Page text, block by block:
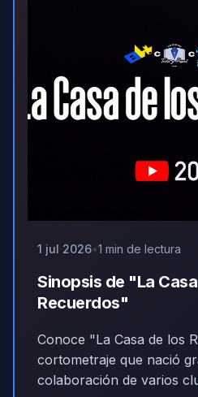
1 jul 2026 1 min de lectura
Sinopsis de "La
Recuerdos"
Conoce "La Casa de los
cortometraje que nació
colaboración de varios